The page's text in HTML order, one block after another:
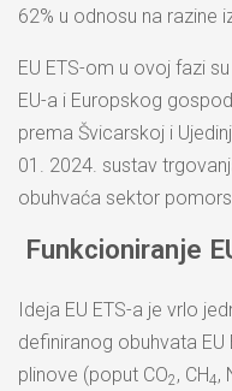
62% u odnosu na razine
EU ETS-om u ovoj fazi
EU-a i Europskog
prema Švicarskoj i
01. 2024. sustav
obuhvaća sektor
Funkcioniranje
Ideja EU ETS-a je vrlo
definiranog obuhvata
plinove (poput CO2, CH4,